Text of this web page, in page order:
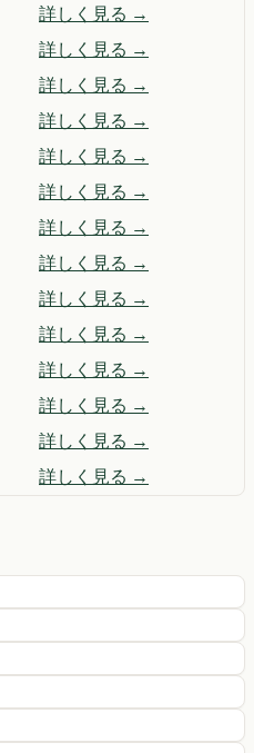
詳しく見る →
詳しく見る →
詳しく見る →
詳しく見る →
詳しく見る →
詳しく見る →
詳しく見る →
詳しく見る →
詳しく見る →
詳しく見る →
詳しく見る →
詳しく見る →
詳しく見る →
詳しく見る →